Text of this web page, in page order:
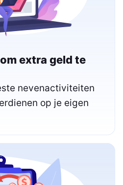
extra geld te
nevenactiviteiten
op je eigen